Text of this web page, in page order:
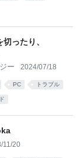
ったり、
ー 2024/07/18
PC トラブル
11/20